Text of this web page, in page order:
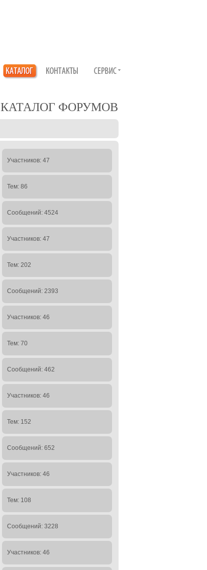
КАТАЛОГ ФОРУМОВ
Участников: 47
Тем: 86
Сообщений: 4524
Участников: 47
Тем: 202
Сообщений: 2393
Участников: 46
Тем: 70
Сообщений: 462
Участников: 46
Тем: 152
Сообщений: 652
Участников: 46
Тем: 108
Сообщений: 3228
Участников: 46